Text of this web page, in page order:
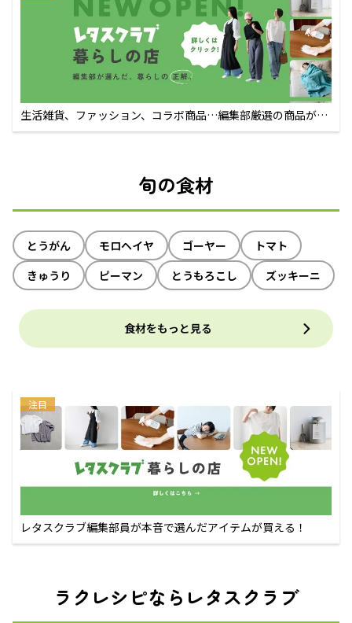
生活雑貨、ファッション、コラボ商品…編集部厳選の商品が買
えるECサイト
旬の食材
とうがん モロヘイヤ ゴーヤー
トマト
きゅうり
ピーマン とうもろこし ズッキーニ
食材をもっと見る
注目
レタスクラブ編集部員が本音で選んだアイテムが買える！
ラクレシピならレタスクラブ